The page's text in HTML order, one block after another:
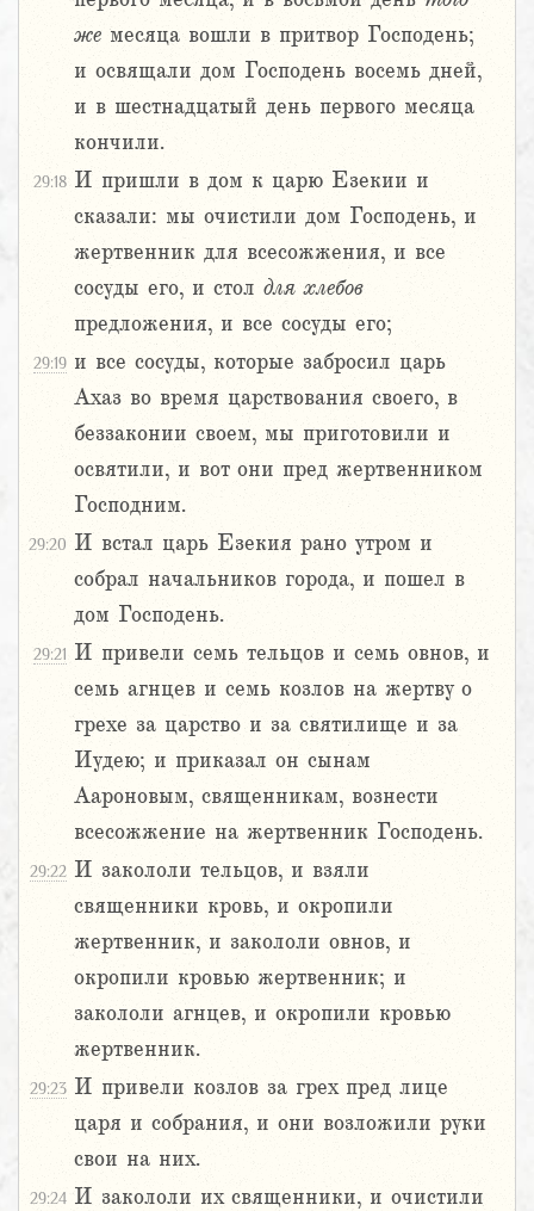
же месяца вошли в притвор Господень;
и освящали дом Господень восемь дней,
и в шестнадцатый день первого месяца
кончили.
29:18 И пришли в дом к царю Езекии и
сказали: мы очистили дом Господень, и
жертвенник для всесожжения, и все
сосуды его, и стол для хлебов
предложения, и все сосуды его;
29:19 и все сосуды, которые забросил царь
Ахаз во время царствования своего, в
беззаконии своем, мы приготовили и
освятили, и вот они пред жертвенником
Господним.
29:20 И встал царь Езекия рано утром и
собрал начальников города, и пошел в
дом Господень.
29:21 И привели семь тельцов и семь овнов, и
семь агнцев и семь козлов на жертву о
грехе за царство и за святилище и за
Иудею; и приказал он сынам
Аароновым, священникам, вознести
всесожжение на жертвенник Господень.
29:22 И закололи тельцов, и взяли
священники кровь, и окропили
жертвенник, и закололи овнов, и
окропили кровью жертвенник; и
закололи агнцев, и окропили кровью
жертвенник.
29:23 И привели козлов за грех пред лице
царя и собрания, и они возложили руки
свои на них.
29:24 И закололи их священники, и очистили